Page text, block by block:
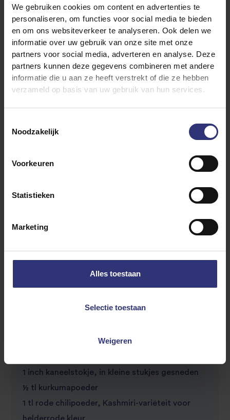
We gebruiken cookies om content en advertenties te
personaliseren, om functies voor social media te bieden
en om ons websiteverkeer te analyseren. Ook delen we
informatie over uw gebruik van onze site met onze
partners voor social media, adverteren en analyse. Deze
partners kunnen deze gegevens combineren met andere
informatie die u aan ze heeft verstrekt of die ze hebben
verzameld op basis van uw gebruik van hun services.
Noodzakelijk
Voorkeuren
Statistieken
Marketing
Alles toestaan
Selectie toestaan
Weigeren
2 kopjes Tilda Pure Basmati-rijst
2 grote rode uien, fijn gesneden
500 g rauwe groene jackfruit, in blokjes
gesneden (indien uit blik, goed afspoelen en
wassen)
3 middelgrote groene chilipepers
2 el gehakte verse korianderblaadjes
6 rozijnen
6 amandelen gehakt
4 peulen groene kardemom
1 inch kaneelstokje, in kleine stukjes gesneden
½ tl kurkumapoeder
1 tl rode chilipoeder, Kashmiri-variëteit voor
helderrode kleur